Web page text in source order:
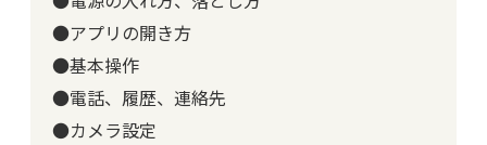
●アプリの開き方
●基本操作
●電話、履歴、連絡先
●カメラ設定